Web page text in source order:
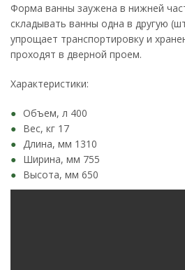
Форма ванны заужена в нижней
складывать ванны одна в другую
упрощает транспортировку и
проходят в дверной проем.
Характеристики:
Объем, л 400
Вес, кг 17
Длина, мм 1310
Ширина, мм 755
Высота, мм 650